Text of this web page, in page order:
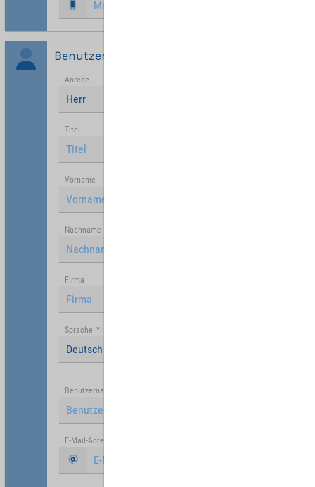
Benutzer
Anrede
Herr
Titel
Vorname
Nachname
Firma
Sprache *
Deutsch (Deutschland)
Benutzername
E-Mail-Adresse